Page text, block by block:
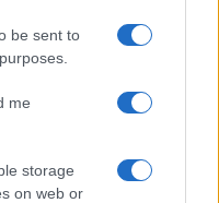
be sent to
me
storage
on web or